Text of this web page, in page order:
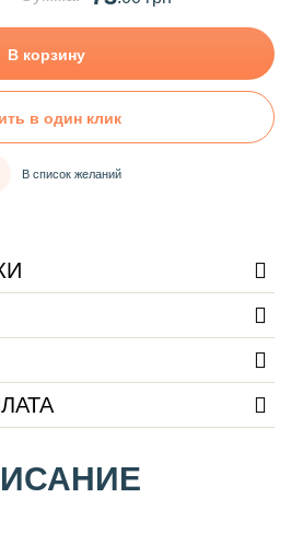
В корзину
в один клик
В список желаний